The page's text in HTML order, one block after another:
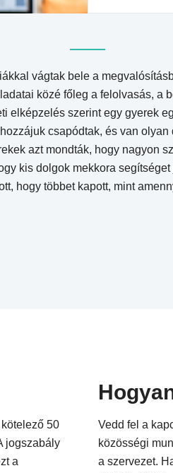
vágtak bele a
közé főleg a felolvasás, a
elképzelés szerint egy gyerek
csapódtak, és van
azt mondták, hogy nagyon
kis dolgok mekkora
hogy többet kapott, mint
50
jogszabály
a
Vedd fel a
közösségi
a szervezet.